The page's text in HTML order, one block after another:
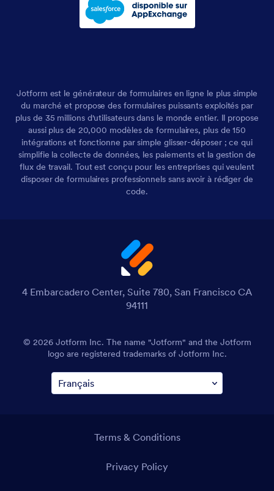
Jotform est le générateur de formulaires en ligne le plus simple
du marché et propose des formulaires puissants exploités par
plus de 35 millions d'utilisateurs dans le monde entier. Il propose
aussi plus de 20,000 modèles de formulaires, plus de 150
intégrations et fonctionne par simple glisser-déposer ; ce qui
simplifie la collecte de données, les paiements et la gestion de
flux de travail. Tout est conçu pour les entreprises qui veulent
disposer de formulaires professionnels sans avoir à rédiger de
code.
4 Embarcadero Center, Suite 780, San Francisco CA
94111
© 2026 Jotform Inc. The name "Jotform" and the Jotform
logo are registered trademarks of Jotform Inc.
Terms & Conditions
Privacy Policy